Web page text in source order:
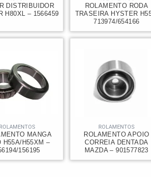
DISTRIBUIDOR
H80XL – 1566459
ROLAMENTO RODA
TRASEIRA HYSTER
713974/654166
ROLAMENTOS
MANGA
H55A/H55XM –
156195
ROLAMENTOS
ROLAMENTO APOIO
CORREIA DENTADA
MAZDA – 901577823